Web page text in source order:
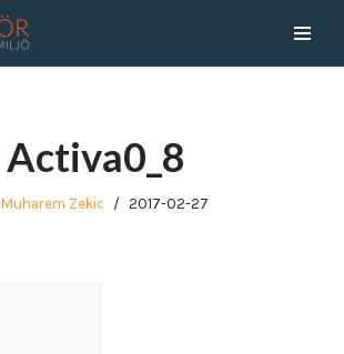
Activa0_8
Muharem Zekic 2017-02-27